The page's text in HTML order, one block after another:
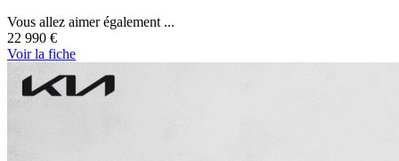
Vous allez aimer également ...
22 990 €
Voirla fiche